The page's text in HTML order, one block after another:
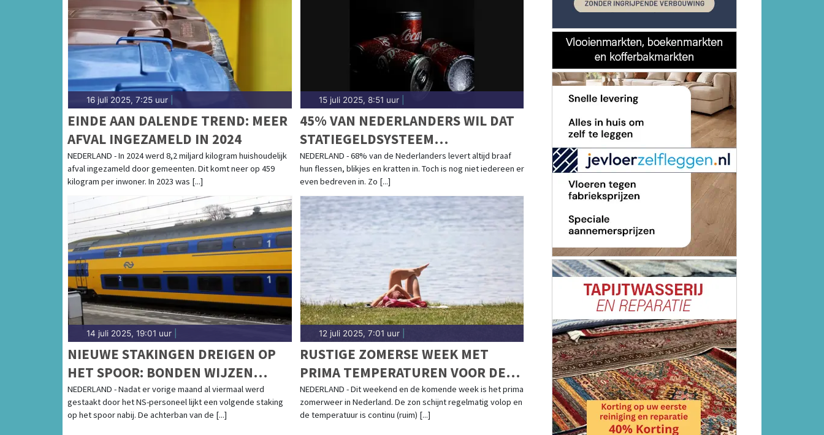
16 juli 2025, 7:25 uur
EINDE AAN DALENDE TREND: MEER
AFVAL INGEZAMELD IN 2024
NEDERLAND - In 2024 werd 8,2 miljard kilogram huishoudelijk
afval ingezameld door gemeenten. Dit komt neer op 459
kilogram per inwoner. In 2023 was [...]
15 juli 2025, 8:51 uur|
45% VAN NEDERLANDERS WIL DAT
STATIEGELDSYSTEEM
GEBRUIKSVRIENDELIJKER WORDT
NEDERLAND - 68% van de Nederlanders levert altijd braaf
hun flessen, blikjes en kratten in. Toch is nog niet iedereen er
even bedreven in. Zo [...]
14 juli 2025, 19:01 uur
NIEUWE STAKINGEN DREIGEN OP
HET SPOOR: BONDEN WIJZEN
EINDAANBOD NS AF
NEDERLAND - Nadat er vorige maand al viermaal werd
gestaakt door het NS-personeel lijkt een volgende staking
op het spoor nabij. De achterban van de [...]
12 juli 2025, 7:01 uur|
RUSTIGE ZOMERSE WEEK MET
PRIMA TEMPERATUREN VOOR DE
BOEG
NEDERLAND - Dit weekend en de komende week is het prima
zomerweer in Nederland. De zon schijnt regelmatig volop en
de temperatuur is continu (ruim) [...]